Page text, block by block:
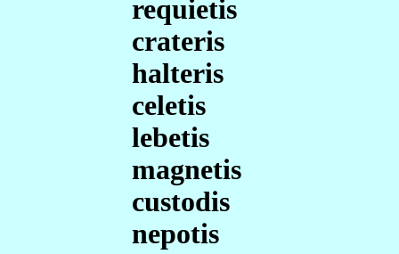
requietis
crateris
halteris
celetis
lebetis
magnetis
custodis
nepotis